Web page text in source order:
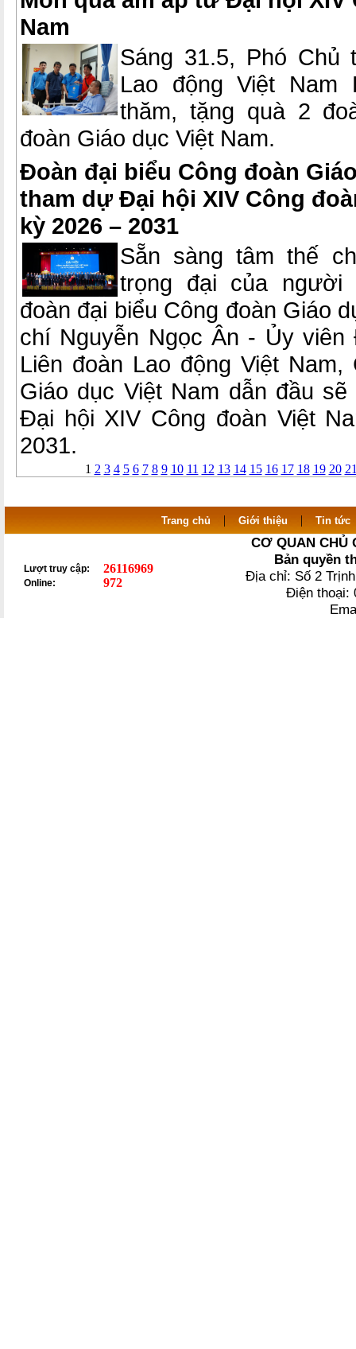
Nam
Sáng 31.5, Phó Chủ
Lao động Việt Nam
thăm, tặng quà 2
đoàn Giáo dục Việt Nam.
Đoàn đại biểu Công đoàn
tham dự Đại hội XIV Công
kỳ 2026 – 2031
Sẵn sàng tâm thế
trọng đại của
đoàn đại biểu Công đoàn Giáo
chí Nguyễn Ngọc Ân - Ủy viên
Liên đoàn Lao động Việt Nam,
Giáo dục Việt Nam dẫn đầu
Đại hội XIV Công đoàn Việt
2031.
1 2 3 4 5 6 7 8 9 10 11 12 13 14 15 16 17 18 19 20
Trang chủ | Giới thiệu | Tin tức
Lượt truy cập: 26116969
Online: 972
CƠ QUAN CHỦ
Bản quyền
Địa chỉ: Số 2
Điện